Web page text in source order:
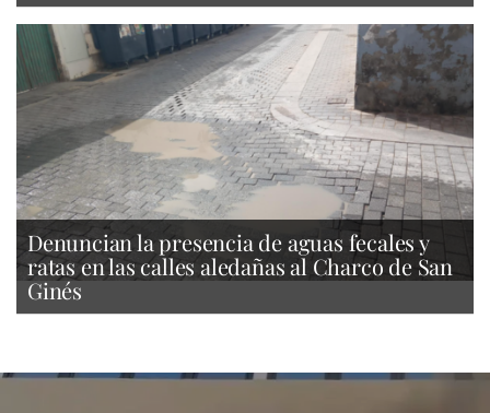
Denuncian la presencia de aguas fecales y
ratas en las calles aledañas al Charco de San
Ginés